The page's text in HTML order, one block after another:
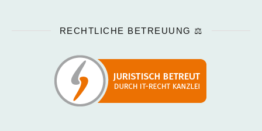
RECHTLICHE BETREUUNG ⚖️